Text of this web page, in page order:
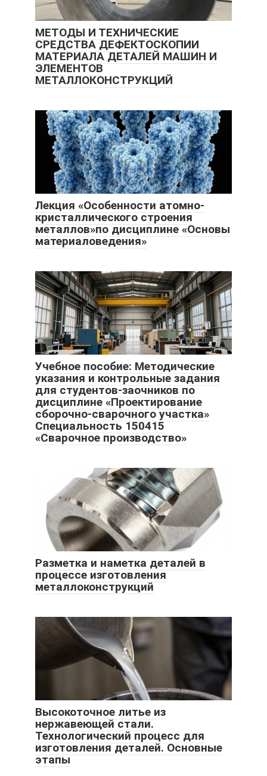
МЕТОДЫ И ТЕХНИЧЕСКИЕ
СРЕДСТВА ДЕФЕКТОСКОПИИ
МАТЕРИАЛА ДЕТАЛЕЙ МАШИН И
ЭЛЕМЕНТОВ
МЕТАЛЛОКОНСТРУКЦИЙ
Лекция «Особенности атомно-
кристаллического строения
металлов»по дисциплине «Основы
материаловедения»
Учебное пособие: Методические
указания и контрольные задания
для студентов-заочников по
дисциплине «Проектирование
сборочно-сварочного участка»
Специальность 150415
«Сварочное производство»
Разметка и наметка деталей в
процессе изготовления
металлоконструкций
Высокоточное литье из
нержавеющей стали.
Технологический процесс для
изготовления деталей. Основные
этапы